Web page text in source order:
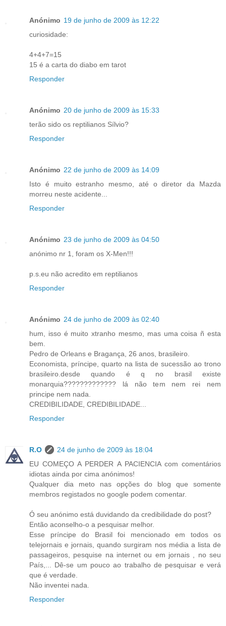
Anónimo 19 de junho de 2009 às 12:22
curiosidade:
4+4+7=15
15 é a carta do diabo em tarot
Responder
Anónimo 20 de junho de 2009 às 15:33
terão sido os reptilianos Sílvio?
Responder
Anónimo 22 de junho de 2009 às 14:09
Isto é muito estranho mesmo, até o diretor da Mazda
morreu neste acidente...
Responder
Anónimo 23 de junho de 2009 às 04:50
anónimo nr 1, foram os X-Men!!!
p.s.eu não acredito em reptilianos
Responder
Anónimo 24 de junho de 2009 às 02:40
hum, isso é muito xtranho mesmo, mas uma coisa ñ esta
bem.
Pedro de Orleans e Bragança, 26 anos, brasileiro.
Economista, príncipe, quarto na lista de sucessão ao trono
brasileiro.desde quando é q no brasil existe
monarquia????????????? lá não tem nem rei nem
principe nem nada.
CREDIBILIDADE, CREDIBILIDADE...
Responder
R.O
24 de junho de 2009 às 18:04
EU COMEÇO A PERDER A PACIENCIA com comentários
idiotas ainda por cima anónimos!
Qualquer dia meto nas opções do blog que somente
membros registados no google podem comentar.
Ó seu anónimo está duvidando da credibilidade do post?
Então aconselho-o a pesquisar melhor.
Esse príncipe do Brasil foi mencionado em todos os
telejornais e jornais, quando surgiram nos média a lista de
passageiros, pesquise na internet ou em jornais , no seu
País,... Dê-se um pouco ao trabalho de pesquisar e verá
que é verdade.
Não inventei nada.
Responder